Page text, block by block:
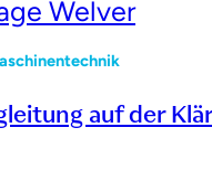
auf der